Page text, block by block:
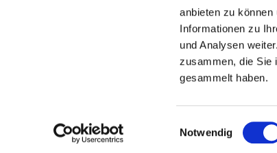
anbieten zu
Informationen zu
und Analysen
zusammen, die Sie
gesammelt haben.
Einwilligungsauswahl
Notwendig